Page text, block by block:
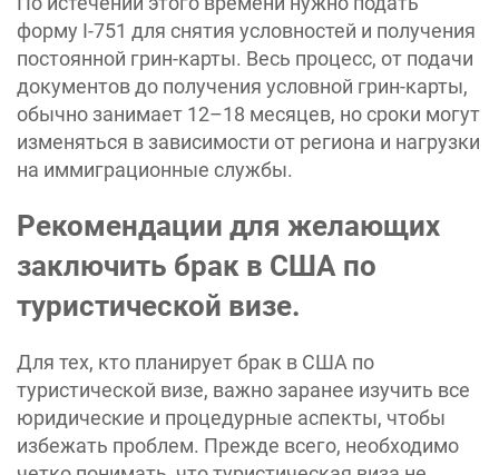
форму I-751 для снятия условностей и получения
постоянной грин-карты. Весь процесс, от подачи
документов до получения условной грин-карты,
обычно занимает 12–18 месяцев, но сроки могут
изменяться в зависимости от региона и нагрузки
на иммиграционные службы.
Рекомендации для желающих
заключить брак в США по
туристической визе.
Для тех, кто планирует брак в США по
туристической визе, важно заранее изучить все
юридические и процедурные аспекты, чтобы
избежать проблем. Прежде всего, необходимо